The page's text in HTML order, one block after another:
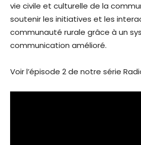
vie civile et culturelle de la
soutenir les initiatives et les
communauté rurale grâce à un
communication amélioré.
Voir l’épisode 2 de notre série